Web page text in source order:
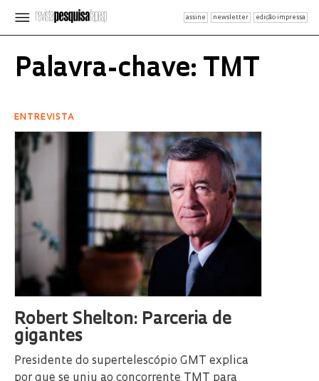
assine newsletter edição impressa
Palavra-chave: TMT
ENTREVISTA
Robert Shelton: Parceria de
gigantes
Presidente do supertelescópio GMT explica
por que se uniu ao concorrente TMT para